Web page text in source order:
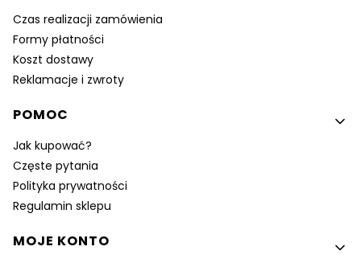
Czas realizacji zamówienia
Formy płatności
Koszt dostawy
Reklamacje i zwroty
POMOC
Jak kupować?
Częste pytania
Polityka prywatności
Regulamin sklepu
MOJE KONTO